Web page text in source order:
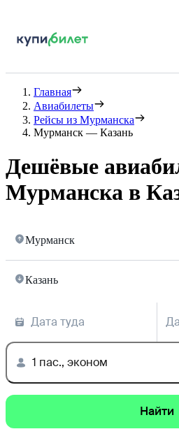
Главная
Авиабилеты
Рейсы из Мурманска
Мурманск — Казань
Дешёвые
Мурманска в
Мурманск
Казань
Дата туда
1 пас., эконом
Найти